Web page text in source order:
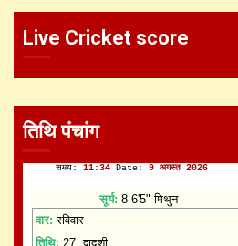
Live Cricket score
तिथि पंचांग